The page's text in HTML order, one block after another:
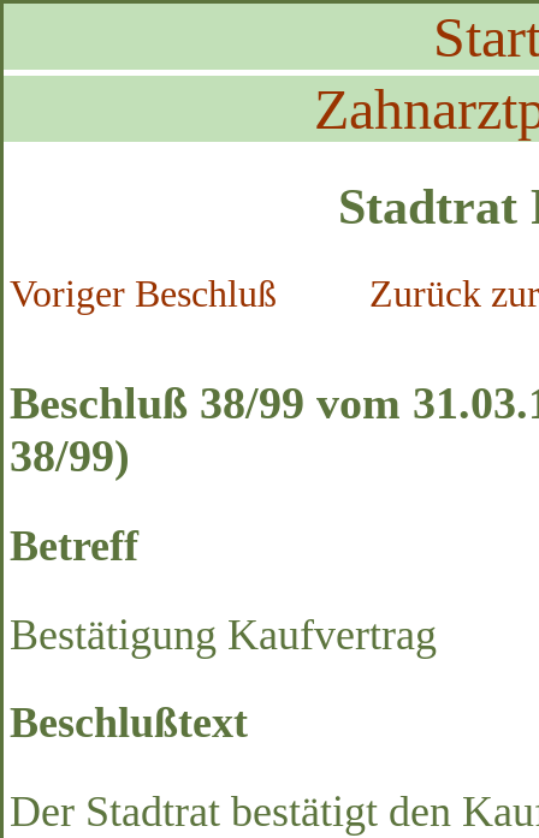
Stadtrat
Voriger Beschluß Zurück
Beschluß 38/99 vom
38/99)
Betreff
Bestätigung Kaufvertrag
Beschlußtext
Der Stadtrat bestätigt den